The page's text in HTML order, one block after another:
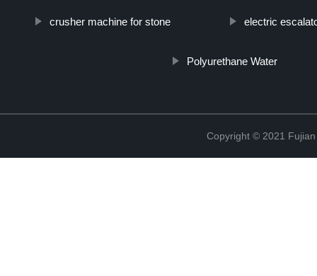
crusher machine for stone electric
Polyurethane Water
Copyright © 2021